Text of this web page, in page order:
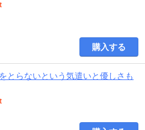
購入する
とらないという気遣いと優しさも